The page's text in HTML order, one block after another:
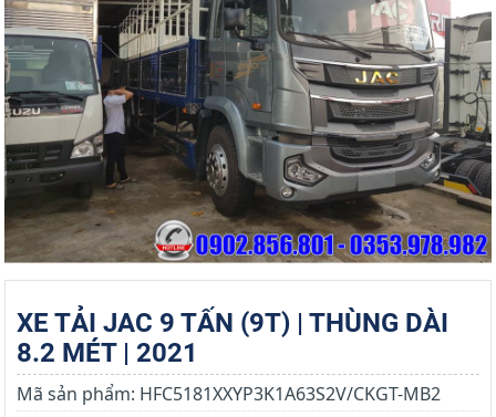
XE TẢI JAC 9 TẤN (9T) | THÙNG DÀI
8.2 MÉT | 2021
Mã sản phẩm: HFC5181XXYP3K1A63S2V/CKGT-MB2